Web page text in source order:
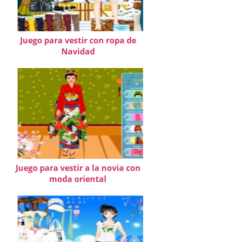
Juego para vestir con ropa de
Navidad
Juego para vestir a la novia con
moda oriental